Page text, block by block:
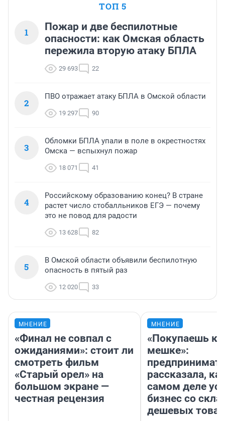
ТОП 5
1
Пожар и две беспилотные
опасности: как Омская область
пережила вторую атаку БПЛА
29 693 22
2
ПВО отражает атаку БПЛА в Омской области
19 297 90
3
Обломки БПЛА упали в поле в окрестностях
Омска — вспыхнул пожар
18 071 41
4
Российскому образованию конец? В стране
растет число стобалльников ЕГЭ — почему
это не повод для радости
13 628 82
5
В Омской области объявили беспилотную
опасность в пятый раз
12 020 33
МНЕНИЕ
«Финал не совпал с
ожиданиями»: стоит ли
смотреть фильм
«Старый орел» на
большом экране —
честная рецензия
МНЕНИЕ
«Покупаешь
мешке»:
рассказала,
самом деле
бизнес со
дешевых